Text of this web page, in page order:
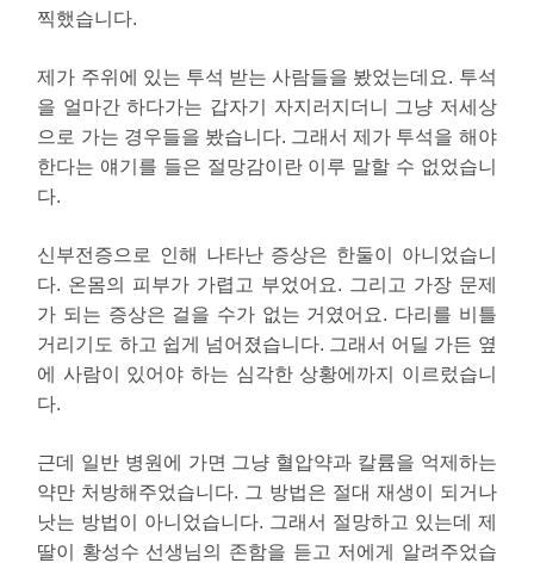
찍했습니다.
제가 주위에 있는 투석 받는 사람들을 봤었는데요. 투석
을 얼마간 하다가는 갑자기 자지러지더니 그냥 저세상
으로 가는 경우들을 봤습니다. 그래서 제가 투석을 해야
한다는 얘기를 들은 절망감이란 이루 말할 수 없었습니
다.
신부전증으로 인해 나타난 증상은 한둘이 아니었습니
다. 온몸의 피부가 가렵고 부었어요. 그리고 가장 문제
가 되는 증상은 걸을 수가 없는 거였어요. 다리를 비틀
거리기도 하고 쉽게 넘어졌습니다. 그래서 어딜 가든 옆
에 사람이 있어야 하는 심각한 상황에까지 이르렀습니
다.
근데 일반 병원에 가면 그냥 혈압약과 칼륨을 억제하는
약만 처방해주었습니다. 그 방법은 절대 재생이 되거나
낫는 방법이 아니었습니다. 그래서 절망하고 있는데 제
딸이 황성수 선생님의 존함을 듣고 저에게 알려주었습